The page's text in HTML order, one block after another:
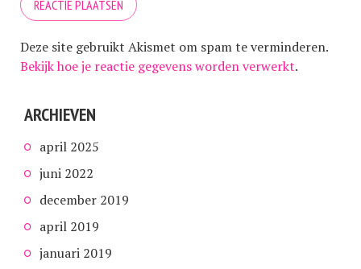
Deze site gebruikt Akismet om spam te verminderen.
Bekijk hoe je reactie gegevens worden verwerkt.
ARCHIEVEN
april 2025
juni 2022
december 2019
april 2019
januari 2019